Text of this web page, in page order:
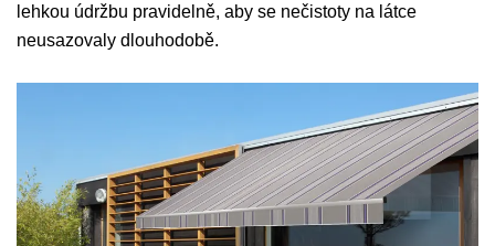
lehkou údržbu pravidelně, aby se nečistoty na látce
neusazovaly dlouhodobě.